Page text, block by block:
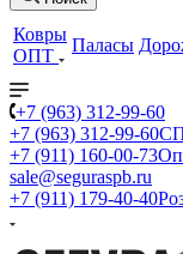
Ковры
ОПТ
Паласы
+7 (963) 312-99-60
+7 (963) 312-99-60
+7 (911) 160-00-73
sale@seguraspb.ru
+7 (911) 179-40-40